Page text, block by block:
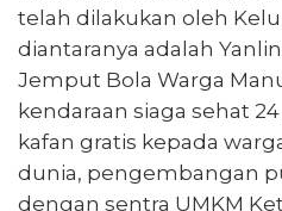
telah dilakukan oleh
diantaranya adalah
Jemput Bola Warga
kendaraan siaga sehat
kafan gratis kepada
dunia, pengembangan
dengan sentra UMKM